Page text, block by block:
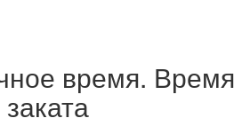
время. Время